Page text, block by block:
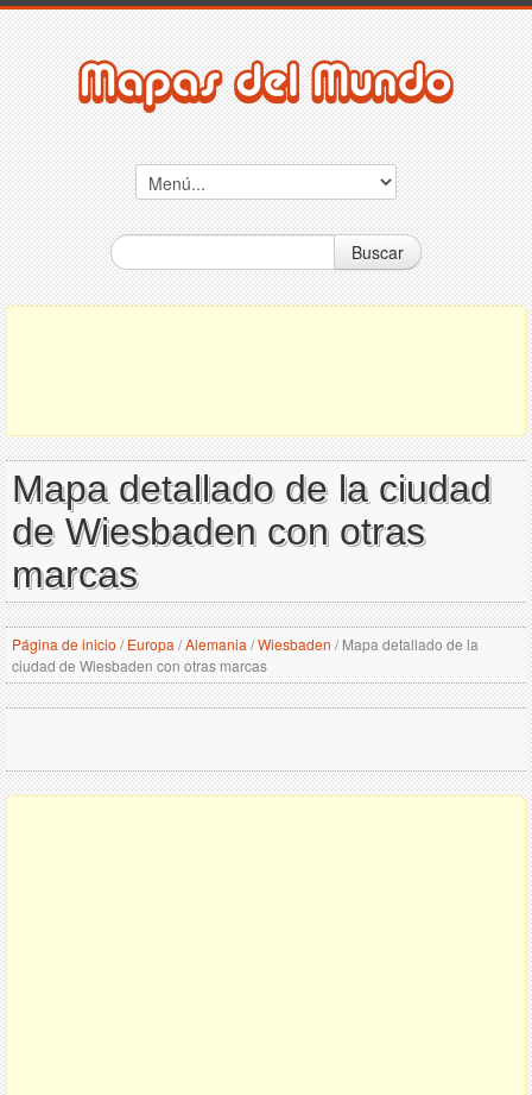
Buscar
Mapa detallado de la ciudad
de Wiesbaden con otras
marcas
Página de inicio / Europa /Alemania /Wiesbaden /Mapa detallado de la
ciudad de Wiesbaden con otras marcas